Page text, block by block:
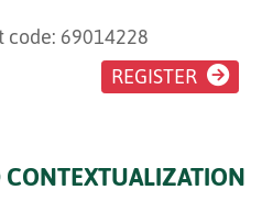
code: 69014228
REGISTER
CONTEXTUALIZATION